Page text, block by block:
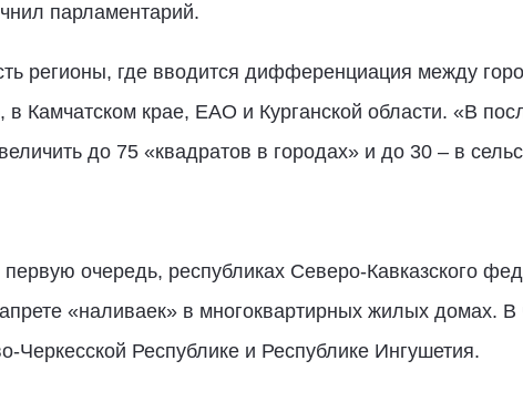
парламентарий.
регионы, где вводится дифференциация между
в Камчатском крае, ЕАО и Курганской области. «В
до 75 «квадратов в городах» и до 30 – в
очередь, республиках Северо-Кавказского
«наливаек» в многоквартирных жилых домах. В
Черкесской Республике и Республике Ингушетия.